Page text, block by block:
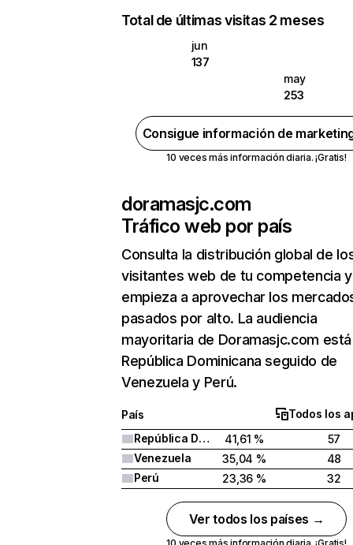
Total de últimas visitas 2 meses
jun
137
may
253
Consigue información de
10 veces más información diaria. ¡Gratis!
doramasjc.com
Tráfico web por país
Consulta la distribución global de
visitantes web de tu competencia y
empieza a aprovechar los
pasados por alto. La audiencia
mayoritaria de Doramasjc.com
República Dominicana seguido de
Venezuela y Perú.
País
Todos los
República Dominicana
41,61 %
57
Venezuela
35,04 %
48
Perú
23,36 % 32
Ver todos los países →